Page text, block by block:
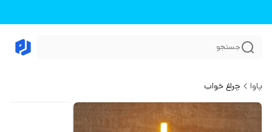
جستجو
پاوا چراغ خواب